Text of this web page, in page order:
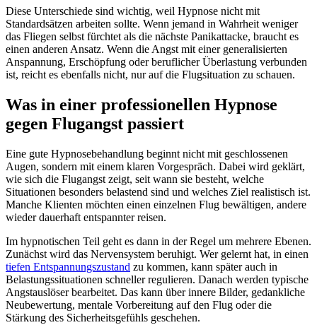
Diese Unterschiede sind wichtig, weil Hypnose nicht mit
Standardsätzen arbeiten sollte. Wenn jemand in Wahrheit weniger
das Fliegen selbst fürchtet als die nächste Panikattacke, braucht es
einen anderen Ansatz. Wenn die Angst mit einer generalisierten
Anspannung, Erschöpfung oder beruflicher Überlastung verbunden
ist, reicht es ebenfalls nicht, nur auf die Flugsituation zu schauen.
Was in einer professionellen Hypnose
gegen Flugangst passiert
Eine gute Hypnosebehandlung beginnt nicht mit geschlossenen
Augen, sondern mit einem klaren Vorgespräch. Dabei wird geklärt,
wie sich die Flugangst zeigt, seit wann sie besteht, welche
Situationen besonders belastend sind und welches Ziel realistisch ist.
Manche Klienten möchten einen einzelnen Flug bewältigen, andere
wieder dauerhaft entspannter reisen.
Im hypnotischen Teil geht es dann in der Regel um mehrere Ebenen.
Zunächst wird das Nervensystem beruhigt. Wer gelernt hat, in einen
tiefen Entspannungszustand zu kommen, kann später auch in
Belastungssituationen schneller regulieren. Danach werden typische
Angstauslöser bearbeitet. Das kann über innere Bilder, gedankliche
Neubewertung, mentale Vorbereitung auf den Flug oder die
Stärkung des Sicherheitsgefühls geschehen.